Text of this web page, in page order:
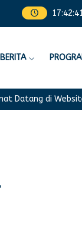
17:42:
BERITA
Datang di Website